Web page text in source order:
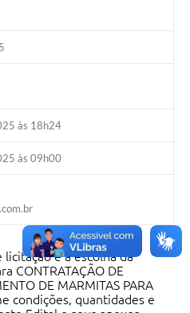
às 18h24
às 09h00
é a escolha da
CONTRATAÇÃO DE
DE MARMITAS PARA
condições, quantidades e